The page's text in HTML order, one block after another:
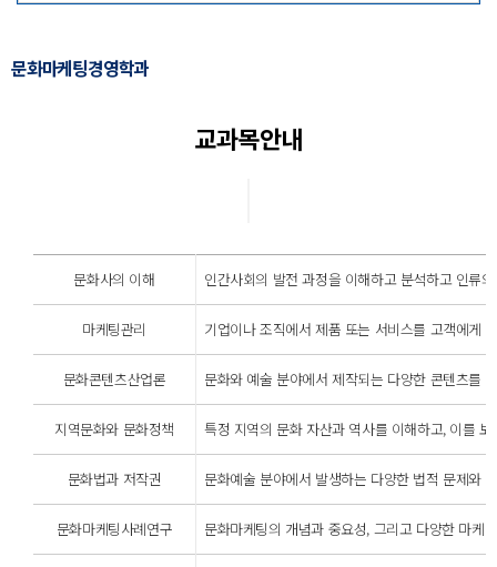
교육시설
학과동영상
문화마케팅경영학과
교과목안내
문화사의 이해 인간사회의 발전 과정을 이해하고 분석하고 인류
마케팅관리 기업이나 조직에서 제품 또는 서비스를 고객에게
문화콘텐츠산업론 문화와 예술 분야에서 제작되는 다양한 콘텐츠를
지역문화와 문화정책 특정 지역의 문화 자산과 역사를 이해하고, 이를
문화법과 저작권 문화예술 분야에서 발생하는 다양한 법적 문제와
문화마케팅사례연구 문화마케팅의 개념과 중요성, 그리고 다양한 마케